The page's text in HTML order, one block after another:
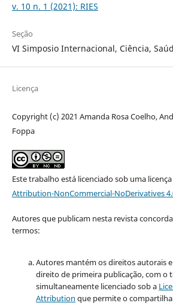
v. 10 n. 1 (2021): RIES
Seção
VI Simposio Internacional, Ciência,
Licença
Copyright (c) 2021 Amanda Rosa Coelho,
Foppa
Este trabalho está licenciado sob uma licença
Attribution-NonCommercial-NoDerivatives
Autores que publicam nesta revista
termos:
Autores mantém os direitos autorais
direito de primeira publicação, com o
simultaneamente licenciado sob a
Attribution que permite o